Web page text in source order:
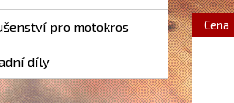
pro motokros
díly
Cena